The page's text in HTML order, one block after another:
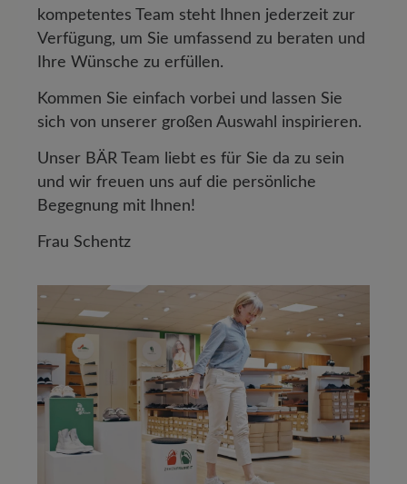
kompetentes Team steht Ihnen jederzeit zur
Verfügung, um Sie umfassend zu beraten und
Ihre Wünsche zu erfüllen.
Kommen Sie einfach vorbei und lassen Sie
sich von unserer großen Auswahl inspirieren.
Unser BÄR Team liebt es für Sie da zu sein
und wir freuen uns auf die persönliche
Begegnung mit Ihnen!
Frau Schentz